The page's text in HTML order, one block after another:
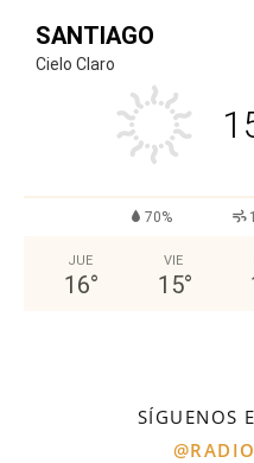
SANTIAGO
Cielo Claro
70%
JUE
16°
VIE
15°
SÍGUENOS